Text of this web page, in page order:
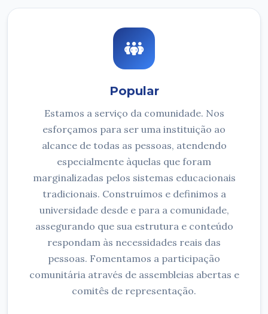
Popular
Estamos a serviço da comunidade. Nos
esforçamos para ser uma instituição ao
alcance de todas as pessoas, atendendo
especialmente àquelas que foram
marginalizadas pelos sistemas educacionais
tradicionais. Construímos e definimos a
universidade desde e para a comunidade,
assegurando que sua estrutura e conteúdo
respondam às necessidades reais das
pessoas. Fomentamos a participação
comunitária através de assembleias abertas e
comitês de representação.